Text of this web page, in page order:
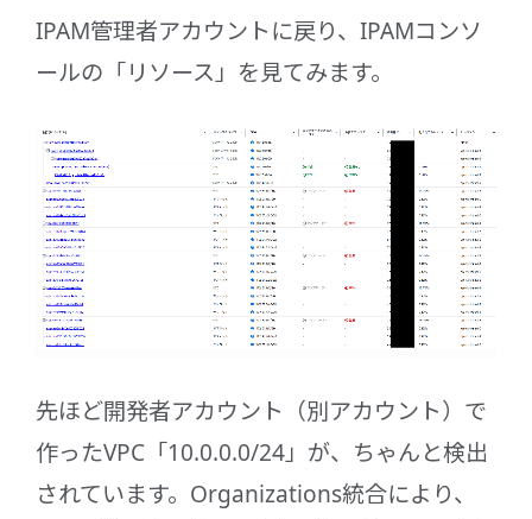
IPAM管理者アカウントに戻り、IPAMコンソ
ールの「リソース」を見てみます。
先ほど開発者アカウント（別アカウント）で
作ったVPC「10.0.0.0/24」が、ちゃんと検出
されています。Organizations統合により、